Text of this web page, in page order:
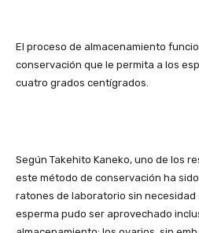
El proceso de almacenamiento
conservación que le permita a los
cuatro grados centígrados.
Según Takehito Kaneko, uno de los
este método de conservación ha
ratones de laboratorio sin necesidad
esperma pudo ser aprovechado